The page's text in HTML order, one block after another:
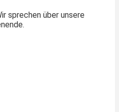
sprechen über unsere